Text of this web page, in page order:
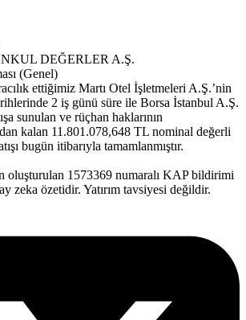
DEĞERLER A.Ş.
(Genel)
ettiğimiz Martı Otel İşletmeleri A.Ş.’nin
2 iş günü süre ile Borsa İstanbul A.Ş.
sunulan ve rüçhan haklarının
kalan 11.801.078,648 TL nominal değerli
bugün itibarıyla tamamlanmıştır.
oluşturulan 1573369 numaralı KAP bildirimi
zeka özetidir. Yatırım tavsiyesi değildir.